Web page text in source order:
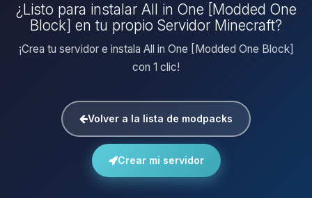
¿Listo para instalar All in One [Modded One
Block] en tu propio Servidor Minecraft?
¡Crea tu servidor e instala All in One [Modded One Block]
con 1 clic!
Volver a la lista de modpacks
Crear mi servidor